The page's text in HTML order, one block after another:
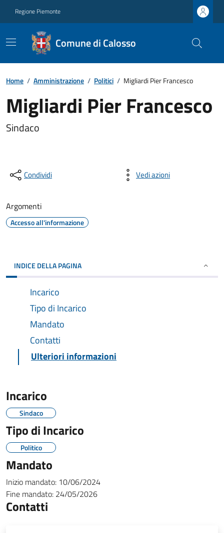
Regione Piemonte
Comune di Calosso
Home / Amministrazione / Politici / Migliardi Pier Francesco
Migliardi Pier Francesco
Sindaco
Condividi Vedi azioni
Argomenti
Accesso all'informazione
INDICE DELLA PAGINA
Incarico
Tipo di Incarico
Mandato
Contatti
Ulteriori informazioni
Incarico
Sindaco
Tipo di Incarico
Politico
Mandato
Inizio mandato: 10/06/2024
Fine mandato: 24/05/2026
Contatti